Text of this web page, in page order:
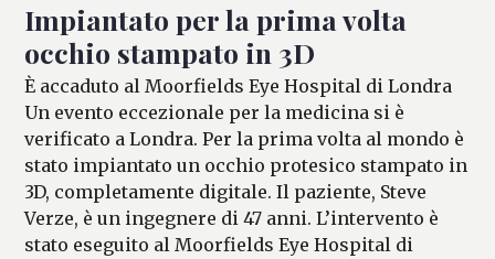
Impiantato per la prima volta
occhio stampato in 3D
È accaduto al Moorfields Eye Hospital di Londra
Un evento eccezionale per la medicina si è
verificato a Londra. Per la prima volta al mondo è
stato impiantato un occhio protesico stampato in
3D, completamente digitale. Il paziente, Steve
Verze, è un ingegnere di 47 anni. L’intervento è
stato eseguito al Moorfields Eye Hospital di